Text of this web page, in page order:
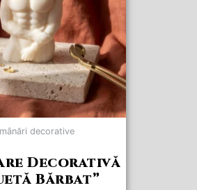
decorative
Decorativă
Bărbat”
multe
variații.
Opțiunile
pot
fi
alese
în
pagina